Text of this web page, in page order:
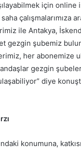
için
çalışmalarımıza
ile Antakya,
gezgin şubemiz
her
gezgin
diye
konumuna,